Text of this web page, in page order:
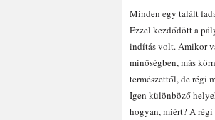
Minden egy talált
Ezzel kezdődött a
indítás volt. Amikor
minőségben, más
természettől, de régi
Igen különböző
hogyan, miért? A